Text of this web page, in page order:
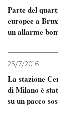
Parte del
europee a
un allarme
25/7/2016
La stazione
di Milano è
su un pacco